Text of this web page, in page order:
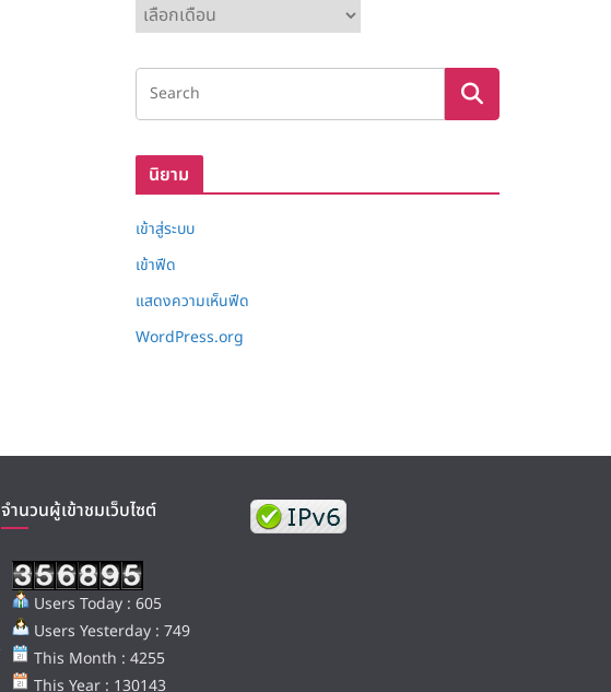
ลั
ง
ก็
นิยาม
เข้าสู่ระบบ
เข้าฟีด
แสดงความเห็นฟีด
WordPress.org
จำนวนผู้เข้าชมเว็บไซต์
Users Today : 605
Users Yesterday : 749
This Month : 4255
This Year : 130143